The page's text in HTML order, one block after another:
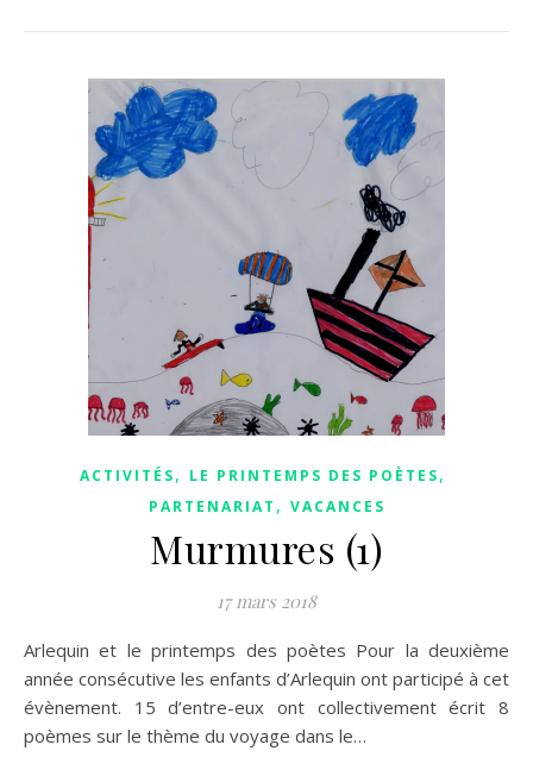
ACTIVITÉS, LE PRINTEMPS DES POÈTES,
PARTENARIAT , VACANCES
Murmures (1)
17 mars 2018
Arlequin et le printemps des poètes Pour la deuxième
année consécutive les enfants d’Arlequin ont participé à cet
évènement. 15 d’entre-eux ont collectivement écrit 8
poèmes sur le thème du voyage dans le…